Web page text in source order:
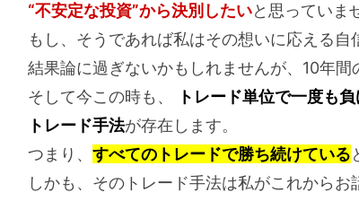
“不安定な投資”から決別したいと思っていま
もし、そうであれば私はその想いに応える自
結果論に過ぎないかもしれませんが、10年間
そして今この時も、
トレード単位で一度も
トレード手法が存在します。
つまり、 すべてのトレードで勝ち続けている
しかも、そのトレード手法は私がこれからお